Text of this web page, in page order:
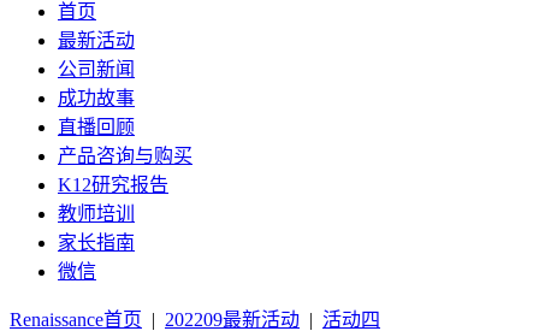
首页
最新活动
公司新闻
成功故事
直播回顾
产品咨询与购买
K12研究报告
教师培训
家长指南
微信
Renaissance首页 | 202209最新活动 | 活动四